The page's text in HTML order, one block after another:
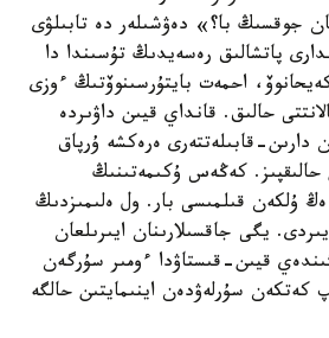
جوقسىڭ با؟» دەۋشىلەر دە تابىلۋى
پاتشالىق رەسەيدىڭ تۇسىندا دا
احمەت بايتۇرسىنوۆتىڭ ءوزى
حالىق. قانداي قيىن داۋىردە
دارىن-قابىلەتتەرى ەرەكشە ۇرپاق
كەڭەس ۇكىمەتىنىڭ
ەڭ ۇلكەن قىلمىسى بار. ول ەلىمىزدىڭ
يگى جاقسىلارىنان ايىرىلعان
قيىن-قىستاۋدا ءومىر سۇرگەن
كەتكەن سۇرلەۋدەن اينىمايتىن حالگە